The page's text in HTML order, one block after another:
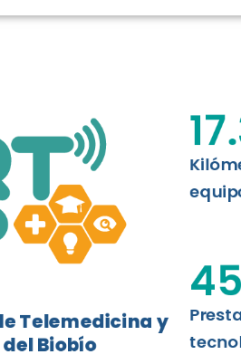
Biobío, a través de la
Telemedicina y
Biobío